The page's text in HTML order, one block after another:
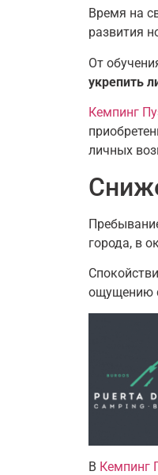
Время на
развития
От
укрепить
Кемпинг
личных
города, в
ощущению
В Кемпинг